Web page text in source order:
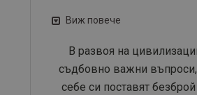
Виж повече
В развоя на
съдбовно важни въпроси,
себе си поставят